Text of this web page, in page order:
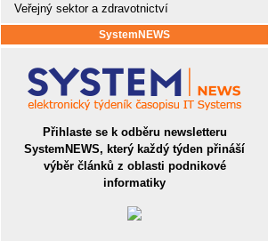
Veřejný sektor a zdravotnictví
SystemNEWS
Přihlaste se k odběru newsletteru
SystemNEWS, který každý týden přináší
výběr článků z oblasti podnikové
informatiky